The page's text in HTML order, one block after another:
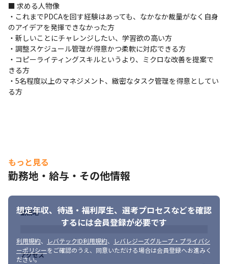
を行います
・数値計測のためにGoogleタグマネージャーを使用します
・業務連絡はチャットを中心に行いますが、判明した問題や課題
に対してはその場で協議し解決を図ります
＜募集背景＞
成長率450％（2023年6月時点、当社調べ）と業績が好調なため、
組織のスケールに伴った、広告の運用経験が豊富な方に加わって
いただき若手の育成に貢献していただきたいと考えています。
・制作物のディレクションや広告運用メンバーのマネジメントス
キルを身につけられます
・効果測定や企画、ライティング、SEO、動画、マーケティング施
策など多様なスキルを習得できます
・業務上必要なものがあればすぐに反映される環境のため、スピ
ード感を持って業務を行えます
・商品企画から制作、リリース、ユーザーの反応、数値分析、
CS（顧客満足）までワンストップの展開を把握できるおもしろさ
があります
■ 求める人物像
・これまでPDCAを回す経験はあっても、なかなか裁量がなく自身
のアイデアを発揮できなかった方
・新しいことにチャレンジしたい、学習欲の高い方
・調整スケジュール管理が得意かつ柔軟に対応できる方
・コピーライティングスキルというより、ミクロな改善を提案で
きる方
・5名程度以上のマネジメント、緻密なタスク管理を得意としてい
る方
もっと見る
勤務地・給与・その他情報
想定年収、待遇・福利厚生、 選考プロセスなどを確認
するには会員登録が必要です
利用規約、 レバテックID利用規約、
レバレジーズグループ・プライバシ
ーポリシーをご確認のうえ、同意いただける場合は会員登録へお進みく
ださい。
勤務地
アクセス